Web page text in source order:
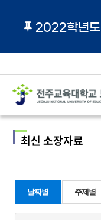
2022학년도 개정 검정
최신 소장자료
날짜별 주제별